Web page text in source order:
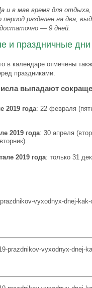
и в мае время для
период разделен на два,
— 9 дней.
и праздничные дни
в календаре отмечены
праздниками.
выпадают
2019 года: 22 февраля
2019 года: 30 апреля
2019 года: только 31